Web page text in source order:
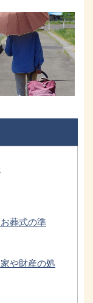
葬式の準
や財産の処